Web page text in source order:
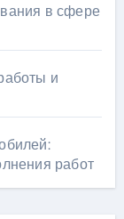
в сфере
и
работ